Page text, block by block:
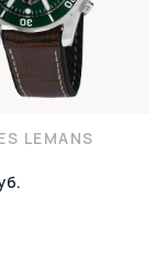
LEMANS